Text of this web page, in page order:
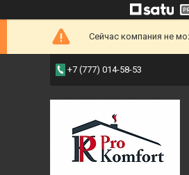
Сейчас компания не
+7 (777) 014-58-53